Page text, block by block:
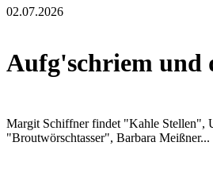
02.07.2026
Aufg'schriem und
Margit Schiffner findet "Kahle Stellen",
"Broutwörschtasser", Barbara Meißner...